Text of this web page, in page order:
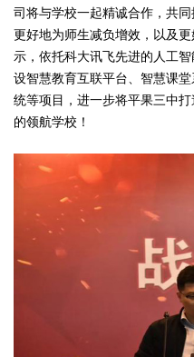
司将与学校一起精诚合作，共
更好地为师生减负增效，以及
示，依托科大讯飞先进的人工
设智慧教育互联平台、智慧课
统等项目，进一步将平果三中
的领航学校！